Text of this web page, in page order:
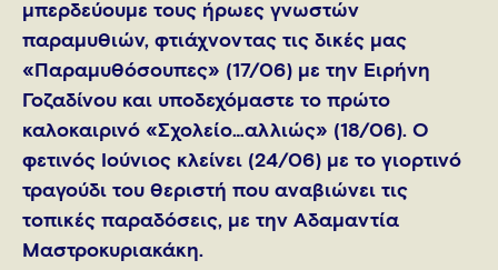
μπερδεύουμε τους ήρωες γνωστών
παραμυθιών, φτιάχνοντας τις δικές μας
«Παραμυθόσουπες» (17/06) με την Ειρήνη
Γοζαδίνου και υποδεχόμαστε το πρώτο
καλοκαιρινό «Σχολείο…αλλιώς» (18/06). Ο
φετινός Ιούνιος κλείνει (24/06) με το γιορτινό
τραγούδι του θεριστή που αναβιώνει τις
τοπικές παραδόσεις, με την Αδαμαντία
Μαστροκυριακάκη.